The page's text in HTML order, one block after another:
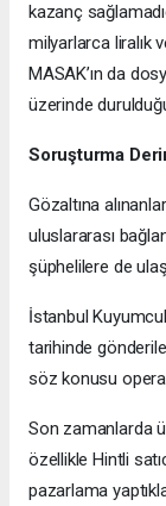
kazanç
milyarlarca liralık
MASAK’ın da
üzerinde
Soruşturma
Gözaltına
uluslararası
şüphelilere de
İstanbul
tarihinde
söz konusu
Son zamanlarda
özellikle Hintli
pazarlama